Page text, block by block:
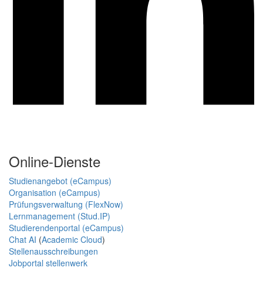
Online-Dienste
Studienangebot (eCampus)
Organisation (eCampus)
Prüfungsverwaltung (FlexNow)
Lernmanagement (Stud.IP)
Studierendenportal (eCampus)
Chat AI (Academic Cloud)
Stellenausschreibungen
Jobportal stellenwerk